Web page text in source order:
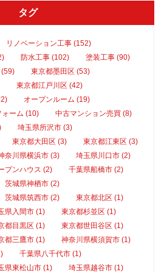
タグ
リノベーション工事 (152)
防水工事 (102)
塗装工事 (90)
(59)
東京都墨田区 (53)
東京都江戸川区 (42)
オープンルーム (19)
ォーム (10)
中古マンション売買 (8)
埼玉県所沢市 (3)
東京都大田区 (3)
東京都江東区 (3)
奈川県横浜市 (3)
埼玉県川口市 (2)
プンハウス (2)
千葉県船橋市 (2)
茨城県神栖市 (2)
茨城県筑西市 (2)
東京都北区 (1)
県入間市 (1)
東京都杉並区 (1)
都目黒区 (1)
東京都世田谷区 (1)
都三鷹市 (1)
神奈川県横須賀市 (1)
千葉県八千代市 (1)
県東松山市 (1)
埼玉県越谷市 (1)